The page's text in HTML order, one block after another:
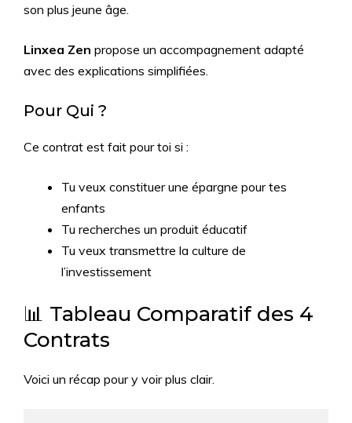
son plus jeune âge.
Linxea Zen propose un accompagnement adapté
avec des explications simplifiées.
Pour Qui ?
Ce contrat est fait pour toi si :
Tu veux constituer une épargne pour tes
enfants
Tu recherches un produit éducatif
Tu veux transmettre la culture de
l’investissement
📊 Tableau Comparatif des 4
Contrats
Voici un récap pour y voir plus clair.